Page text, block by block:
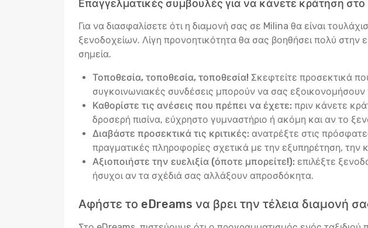
Επαγγελματικές συμβουλές για να κάνετε κράτηση
Για να διασφαλίσετε ότι η διαμονή σας σε Milina θα είναι
ξενοδοχείων. Λίγη προνοητικότητα θα σας βοηθήσει πολύ
σημεία.
Τοποθεσία, τοποθεσία, τοποθεσία! Σκεφτείτε προσεκτικά
συγκοινωνιακές συνδέσεις μπορούν να σας
Καθορίστε τις ανέσεις που πρέπει να έχετε: πριν κάνετε
δροσερή πισίνα, εύχρηστο γυμναστήριο ή ακόμη και αν το
Διαβάστε προσεκτικά τις κριτικές: ανατρέξτε στις
πραγματικές πληροφορίες σχετικά με την εξυπηρέτηση, την
Αξιοποιήστε την ευελιξία (όποτε μπορείτε!): επιλέξτε
ήσυχοι αν τα σχέδιά σας αλλάξουν απροσδόκητα.
Αφήστε το eDreams να βρει την τέλεια διαμονή